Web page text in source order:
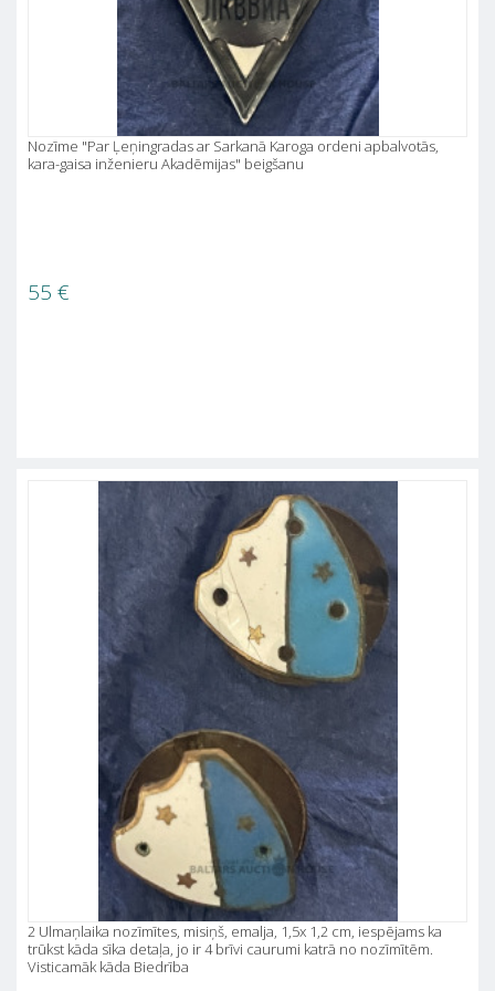
Nozīme "Par Ļeņingradas ar Sarkanā Karoga ordeni apbalvotās,
kara-gaisa inženieru Akadēmijas" beigšanu
55 €
2 Ulmaņlaika nozīmītes, misiņš, emalja, 1,5x 1,2 cm, iespējams ka
trūkst kāda sīka detaļa, jo ir 4 brīvi caurumi katrā no nozīmītēm.
Visticamāk kāda Biedrība